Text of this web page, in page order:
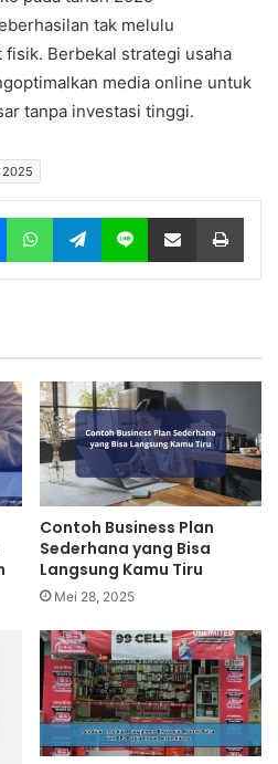
tak melulu
Berbekal strategi usaha
media online untuk
tanpa investasi tinggi.
2025
Messenger WhatsApp Telegram Line Share via Email
Contoh Business Plan
Sederhana yang Bisa
Langsung Kamu Tiru
Mei 28, 2025